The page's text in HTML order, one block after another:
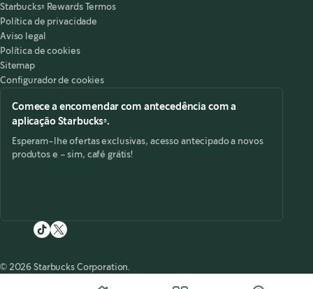
Starbucks® Rewards Termos
Política de privacidade
Aviso legal
Política de cookies
Sitemap
Configurador de cookies
Comece a encomendar com antecedência com a
aplicação Starbucks®.
Esperam-lhe ofertas exclusivas, acesso antecipado a novos
produtos e - sim, café grátis!
© 2026 Starbucks Corporation.